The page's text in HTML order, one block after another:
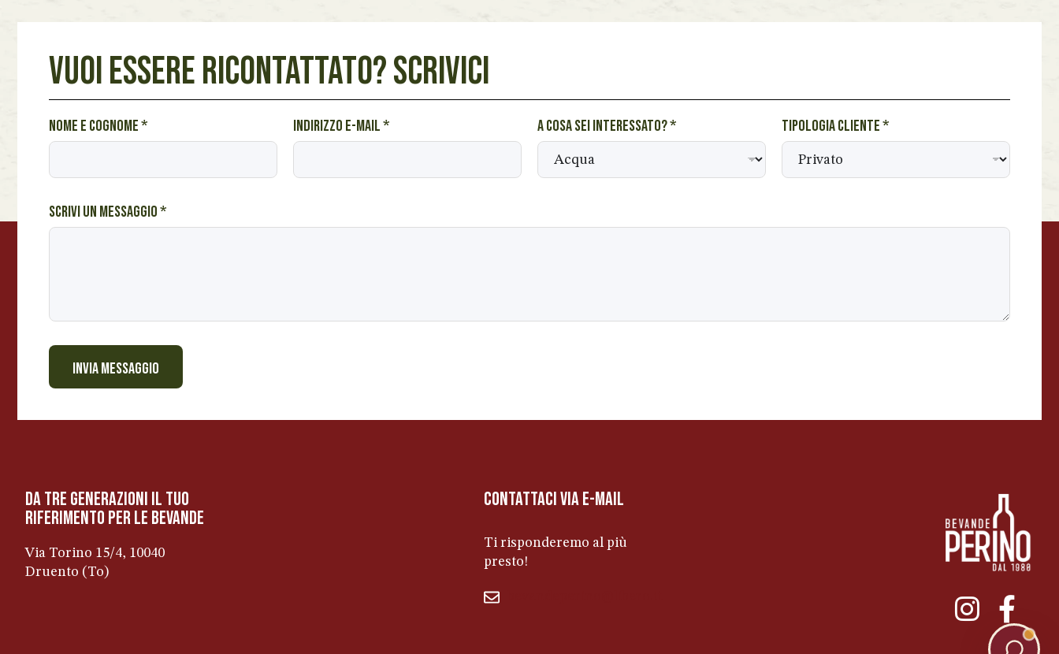
VUOI ESSERE RICONTATTATO? SCRIVICI
Nome e cognome* Indirizzo e-mail* A cosa sei interessato?* Tipologia cliente*
Scrivi un messaggio*
INVIA MESSAGGIO
da tre generazioni il tuo
riferimento per le bevanDe
Via Torino 15/4, 10040
Druento (To)
contattaci via e-mail
Ti risponderemo al più
presto!
011ENTERPRISE.COM